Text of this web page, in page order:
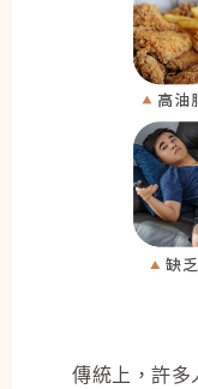
傳統上，許多